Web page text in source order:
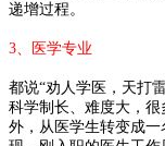
递增过程。
3、医学专业
都说“劝人学医，天打
科学制长、难度大，
外，从医学生转变成